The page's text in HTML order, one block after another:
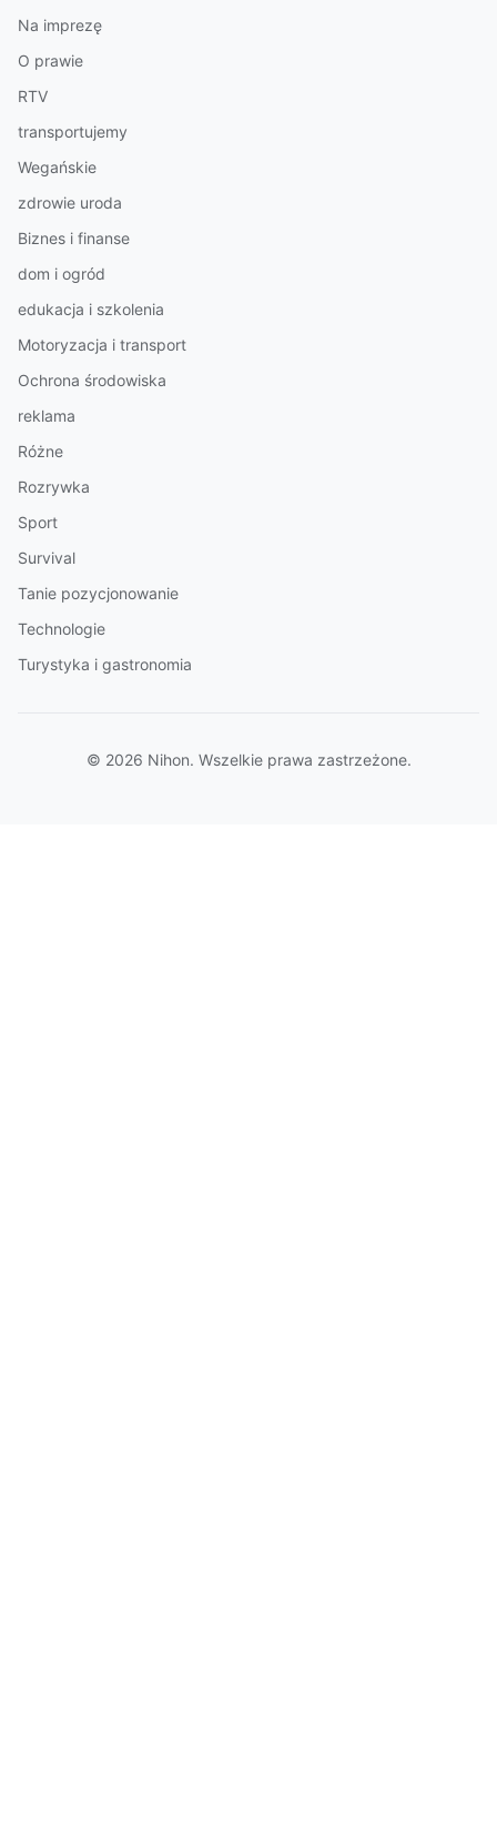
Na imprezę
O prawie
RTV
transportujemy
Wegańskie
zdrowie uroda
Biznes i finanse
dom i ogród
edukacja i szkolenia
Motoryzacja i transport
Ochrona środowiska
reklama
Różne
Rozrywka
Sport
Survival
Tanie pozycjonowanie
Technologie
Turystyka i gastronomia
© 2026 Nihon. Wszelkie prawa zastrzeżone.